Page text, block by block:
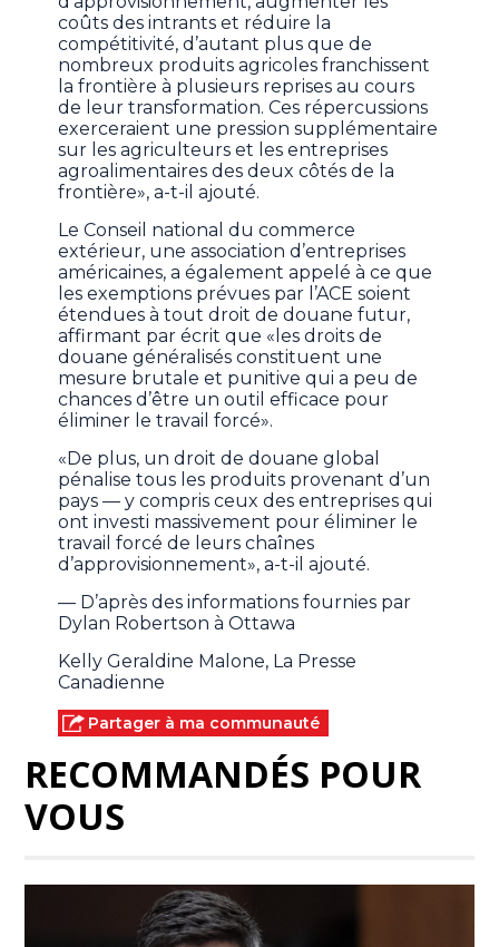
coûts des intrants et réduire la
compétitivité, d’autant plus que de
nombreux produits agricoles franchissent
la frontière à plusieurs reprises au cours
de leur transformation. Ces répercussions
exerceraient une pression supplémentaire
sur les agriculteurs et les entreprises
agroalimentaires des deux côtés de la
frontière», a-t-il ajouté.
Le Conseil national du commerce
extérieur, une association d’entreprises
américaines, a également appelé à ce que
les exemptions prévues par l’ACE soient
étendues à tout droit de douane futur,
affirmant par écrit que «les droits de
douane généralisés constituent une
mesure brutale et punitive qui a peu de
chances d’être un outil efficace pour
éliminer le travail forcé».
«De plus, un droit de douane global
pénalise tous les produits provenant d’un
pays — y compris ceux des entreprises qui
ont investi massivement pour éliminer le
travail forcé de leurs chaînes
d’approvisionnement», a-t-il ajouté.
— D’après des informations fournies par
Dylan Robertson à Ottawa
Kelly Geraldine Malone, La Presse
Canadienne
Partager à ma communauté
RECOMMANDÉS POUR
VOUS